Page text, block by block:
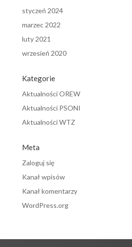
styczeń 2024
marzec 2022
luty 2021
wrzesień 2020
Kategorie
Aktualności OREW
Aktualności PSONI
Aktualności WTZ
Meta
Zaloguj się
Kanał wpisów
Kanał komentarzy
WordPress.org